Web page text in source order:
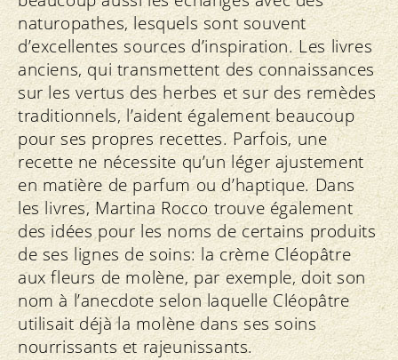
naturopathes, lesquels sont souvent
d’excellentes sources d’inspiration. Les livres
anciens, qui transmettent des connaissances
sur les vertus des herbes et sur des remèdes
traditionnels, l’aident également beaucoup
pour ses propres recettes. Parfois, une
recette ne nécessite qu’un léger ajustement
en matière de parfum ou d’haptique. Dans
les livres, Martina Rocco trouve également
des idées pour les noms de certains produits
de ses lignes de soins: la crème Cléopâtre
aux fleurs de molène, par exemple, doit son
nom à l’anecdote selon laquelle Cléopâtre
utilisait déjà la molène dans ses soins
nourrissants et rajeunissants.